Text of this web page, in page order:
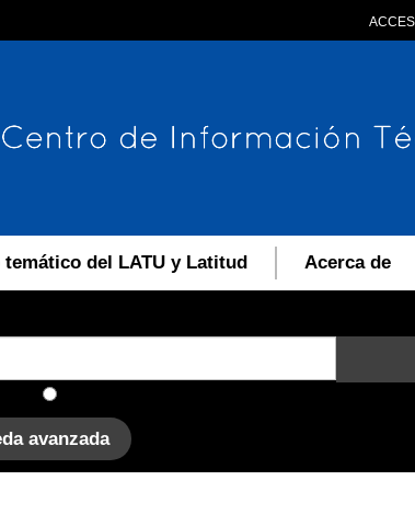
del LATU y Latitud Acerca de
avanzada